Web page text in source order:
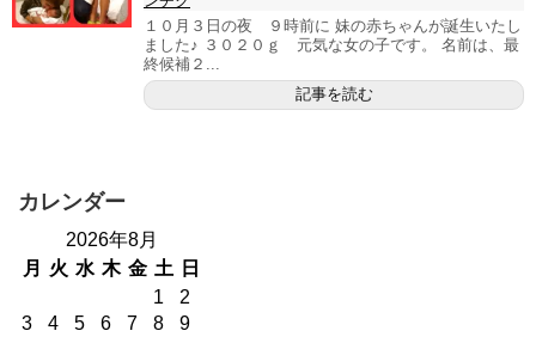
１０月３日の夜 ９時前に 妹の赤ちゃんが誕生いたし
ました♪ ３０２０ｇ 元気な女の子です。 名前は、最
終候補２...
記事を読む
カレンダー
2026年8月
月
火 水 木 金 土 日
1
2
3
4 5 6 7 8
9